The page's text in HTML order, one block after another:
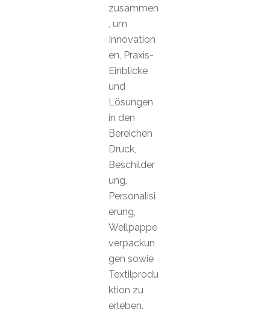
zusammen
, um
Innovation
en, Praxis-
Einblicke
und
Lösungen
in den
Bereichen
Druck,
Beschilder
ung,
Personalisi
erung,
Wellpappe
verpackun
gen sowie
Textilprodu
ktion zu
erleben.